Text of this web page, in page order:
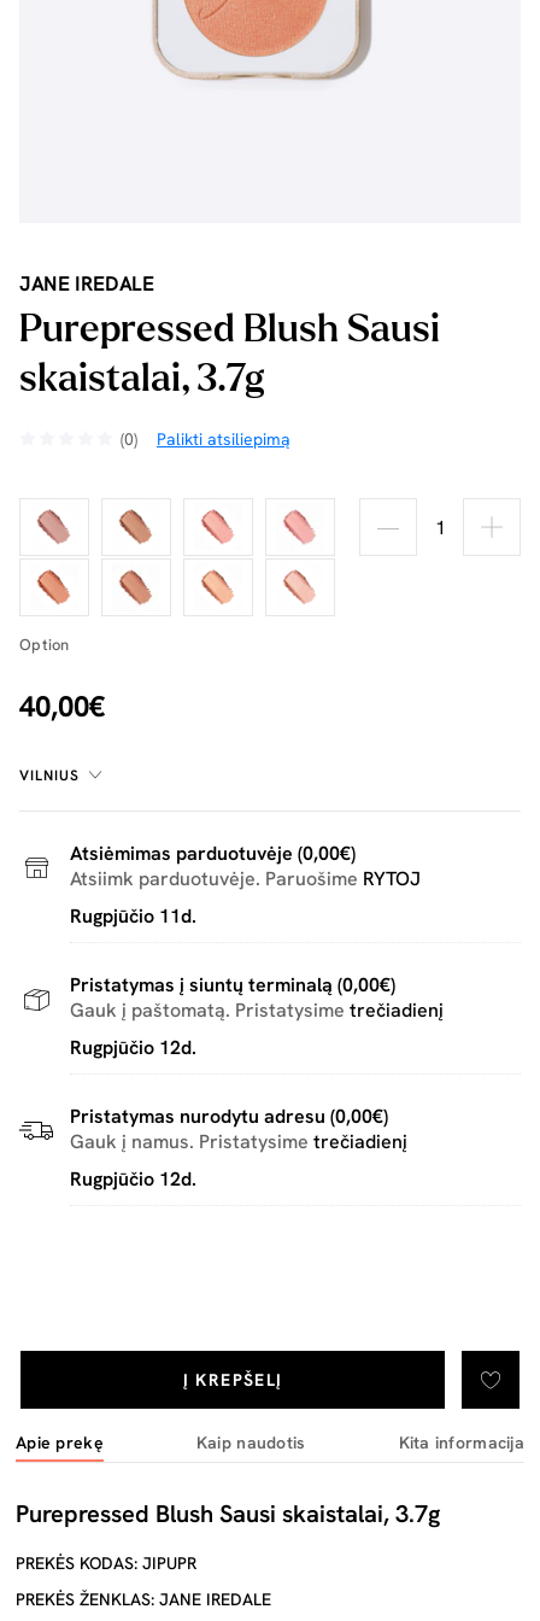
JANE IREDALE
Purepressed Blush Sausi
skaistalai, 3.7g
(0) Palikti atsiliepimą
Option
40,00€
Į KREPŠELĮ
VILNIUS
Atsiėmimas parduotuvėje (0,00€)
Atsiimk parduotuvėje. Paruošime RYTOJ
Rugpjūčio 11d.
Pristatymas į siuntų terminalą (0,00€)
Gauk į paštomatą. Pristatysime trečiadienį
Rugpjūčio 12d.
Pristatymas nurodytu adresu (0,00€)
Gauk į namus. Pristatysime trečiadienį
Rugpjūčio 12d.
Apie prekę Kaip naudotis Kita informacija
Purepressed Blush Sausi skaistalai, 3.7g
PREKĖS KODAS: JIPUPR
PREKĖS ŽENKLAS: JANE IREDALE